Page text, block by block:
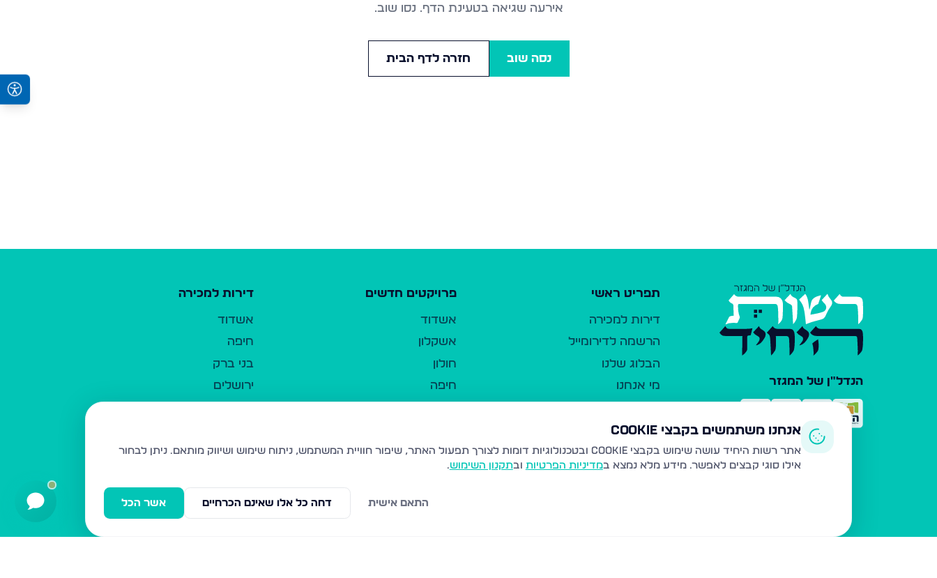
אירעה שגיאה בטעינת הדף. נסו שוב.
נסה שוב חזרה לדף הבית
הנדל"ן של המגזר
תפריט ראשי
דירות למכירה
הרשמה לדירומייל
הבלוג שלנו
מי אנחנו
כלי עזר
פרסום ברשות היחיד
משרדי תיווך
פרויקטים חדשים
אשדוד
אשקלון
חולון
חיפה
נהריה
עמנואל
דירות למכירה
אשדוד
חיפה
בני ברק
ירושלים
בית שמש
ביתר עילית
אנחנו משתמשים בקבצי Cookie
אתר רשות היחיד עושה שימוש בקבצי Cookie ובטכנולוגיות דומות לצורך תפעול האתר, שיפור חוויית המשתמש, ניתוח שימוש ושיווק מותאם.
ניתן לבחור
אילו סוגי קבצים לאפשר. מידע מלא נמצא במדיניות הפרטיות ובתקנון השימוש.
אשר הכל דחה כל אלו שאינם הכרחיים התאם אישית